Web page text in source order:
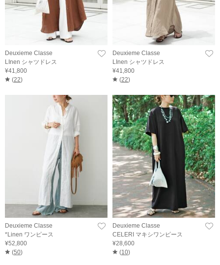
Deuxieme Classe
LInen シャツドレス
¥41,800
(22)
Deuxieme Classe
LInen シャツドレス
¥41,800
(22)
Deuxieme Classe
*Linen ワンピース
¥52,800
(50)
Deuxieme Classe
CELERI マキシワンピース
¥28,600
(10)